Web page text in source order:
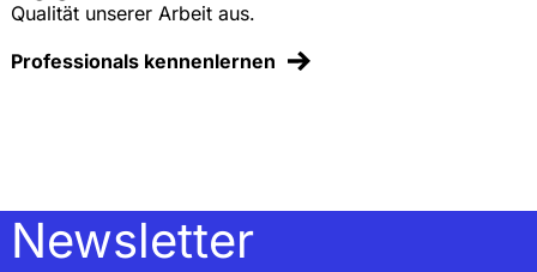
Qualität unserer Arbeit aus.
Professionals kennenlernen
Newsletter